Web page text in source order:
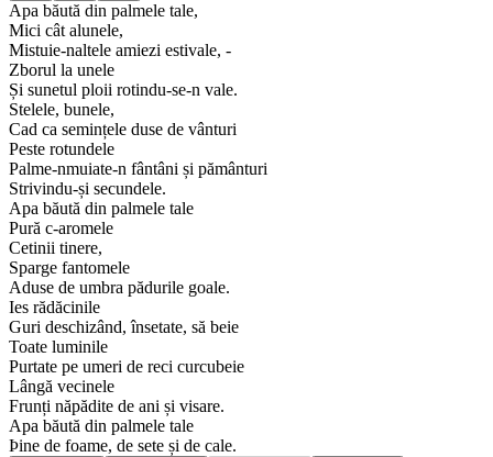
Apa băută din palmele tale,
Mici cât alunele,
Mistuie-naltele amiezi estivale, -
Zborul la unele
Și sunetul ploii rotindu-se-n vale.
Stelele, bunele,
Cad ca semințele duse de vânturi
Peste rotundele
Palme-nmuiate-n fântâni și pământuri
Strivindu-și secundele.
Apa băută din palmele tale
Pură c-aromele
Cetinii tinere,
Sparge fantomele
Aduse de umbra pădurile goale.
Ies rădăcinile
Guri deschizând, însetate, să beie
Toate luminile
Purtate pe umeri de reci curcubeie
Lângă vecinele
Frunți năpădite de ani și visare.
Apa băută din palmele tale
Þine de foame, de sete și de cale.